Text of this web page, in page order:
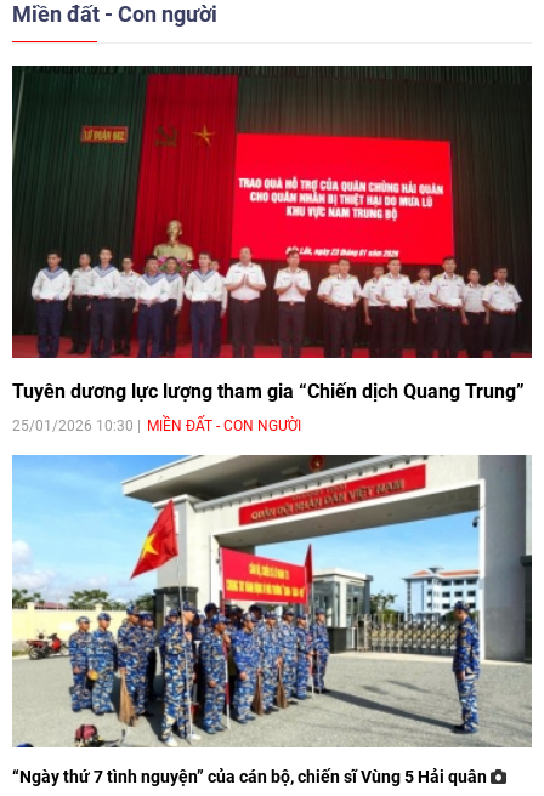
Miền đất - Con người
Tuyên dương lực lượng tham gia “Chiến dịch Quang Trung”
25/01/2026 10:30 MIỀN ĐẤT - CON NGƯỜI
“Ngày thứ 7 tình nguyện” của cán bộ, chiến sĩ Vùng 5 Hải quân